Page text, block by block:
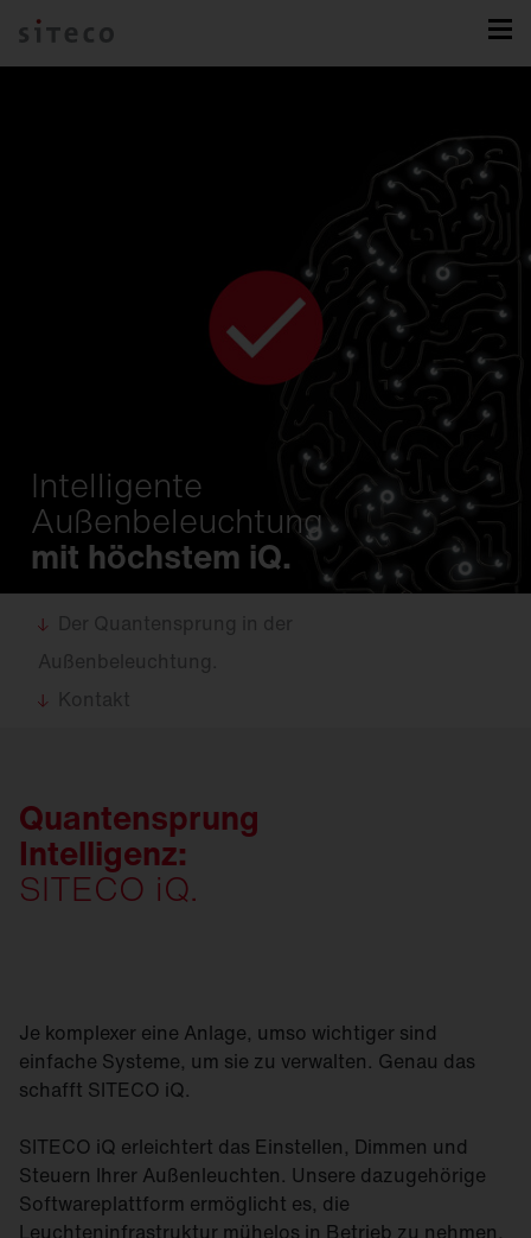
Intelligente
Außenbeleuchtung
mit höchstem iQ.
Der Quantensprung in der
Außenbeleuchtung.
Kontakt
Quantensprung
Intelligenz:
SITECO iQ.
Je komplexer eine Anlage, umso wichtiger sind
einfache Systeme, um sie zu verwalten. Genau das
schafft SITECO iQ.
SITECO iQ erleichtert das Einstellen, Dimmen und
Steuern Ihrer Außenleuchten. Unsere dazugehörige
Softwareplattform ermöglicht es, die
Leuchteninfrastruktur mühelos in Betrieb zu nehmen,